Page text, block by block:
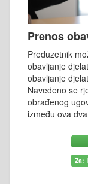
Prenos
Preduzetnik
obavljanje
obavljanje
Navedeno se
obrađenog
između ova
Za: 1